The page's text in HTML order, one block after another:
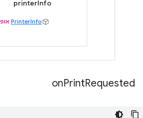
printerInfo
PrinterInfo
onPrintRequested